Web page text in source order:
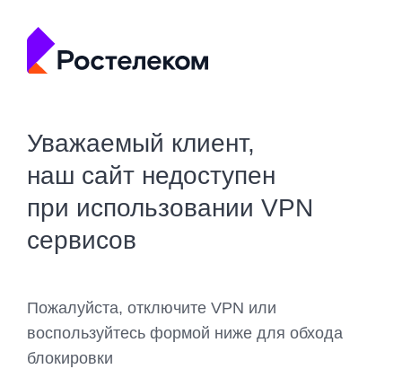
Уважаемый клиент,
наш сайт недоступен
при использовании VPN
сервисов
Пожалуйста, отключите VPN или
воспользуйтесь формой ниже для обхода
блокировки